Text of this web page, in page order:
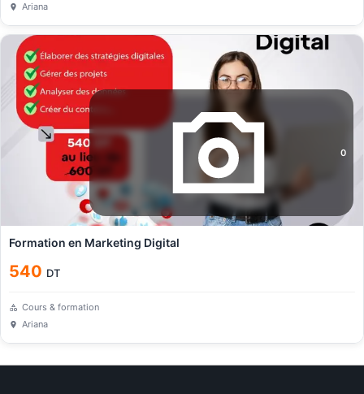
Ariana
0
Formation en Marketing Digital
540 DT
Cours & formation
Ariana